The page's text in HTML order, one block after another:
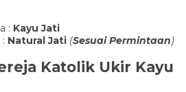
: Kayu Jati
Natural Jati (Sesuai Permintaan)
Katolik Ukir Kayu